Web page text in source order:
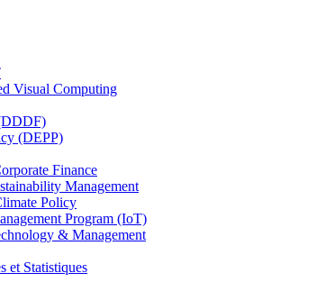
Visual Computing
(DEPP)
Finance
Management
Policy
Program (IoT)
& Management
et Statistiques